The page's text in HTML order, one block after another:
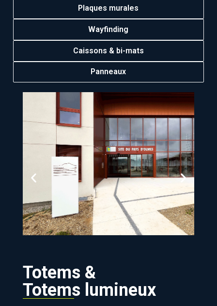
Plaques murales
Wayfinding
Caissons & bi-mats
Panneaux
Totems &
Totems lumineux